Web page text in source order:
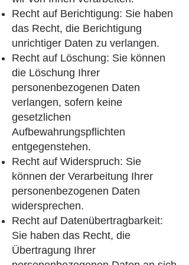
Recht auf Berichtigung: Sie haben
das Recht, die Berichtigung
unrichtiger Daten zu verlangen.
Recht auf Löschung: Sie können
die Löschung Ihrer
personenbezogenen Daten
verlangen, sofern keine
gesetzlichen
Aufbewahrungspflichten
entgegenstehen.
Recht auf Widerspruch: Sie
können der Verarbeitung Ihrer
personenbezogenen Daten
widersprechen.
Recht auf Datenübertragbarkeit:
Sie haben das Recht, die
Übertragung Ihrer